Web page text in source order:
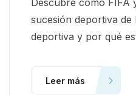
Descubre cómo FIFA
sucesión deportiva de
deportiva y por qué
Leer más